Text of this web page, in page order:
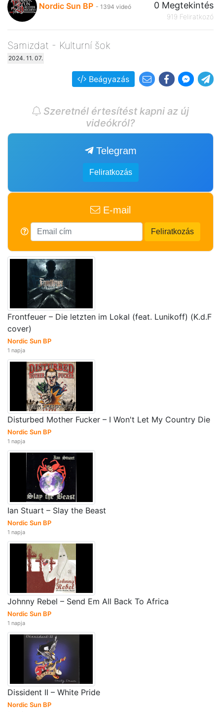
Nordic Sun BP - 1394 videó 0 Megtekintés
919 Feliratkozó
Samizdat - Kulturní šok
2024. 11. 07.
Beágyazás
Szeretnél értesítést kapni az új
videókról?
Telegram
Feliratkozás
E-mail
Feliratkozás
Frontfeuer – Die letzten im Lokal (feat. Lunikoff) (K.d.F
cover)
Nordic Sun BP
1 napja
Disturbed Mother Fucker – I Won't Let My Country Die
Nordic Sun BP
1 napja
Ian Stuart – Slay the Beast
Nordic Sun BP
1 napja
Johnny Rebel – Send Em All Back To Africa
Nordic Sun BP
1 napja
Dissident II – White Pride
Nordic Sun BP